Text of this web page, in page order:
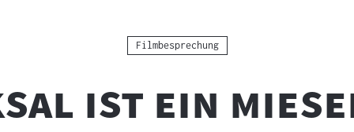
Kategorie:
Filmbesprechung
ist ein